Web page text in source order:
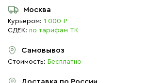
Москва
Курьером: 1 000 ₽
СДЕК: по тарифам ТК
Самовывоз
Стоимость: Бесплатно